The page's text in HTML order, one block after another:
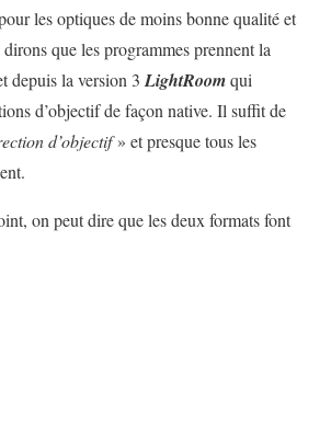
les optiques de moins bonne qualité et
que les programmes prennent la
depuis la version 3 LightRoomqui
d’objectif de façon native. Il suffit de
d’objectif» et presque tous les
on peut dire que les deux formats font